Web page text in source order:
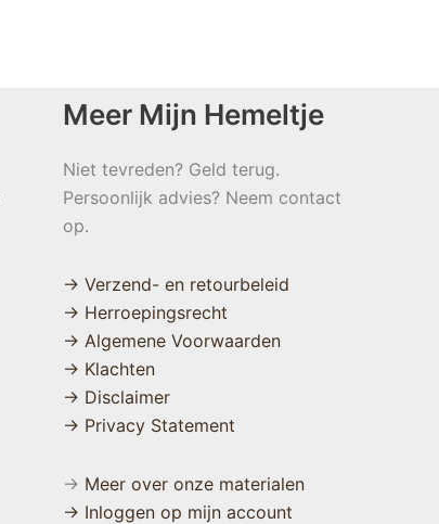
Meer Mijn Hemeltje
Niet tevreden? Geld terug.
Persoonlijk advies? Neem contact
op.
→ Verzend- en retourbeleid
→ Herroepingsrecht
→ Algemene Voorwaarden
→ Klachten
→ Disclaimer
→ Privacy Statement
→ Meer over onze materialen
→ Inloggen op mijn account